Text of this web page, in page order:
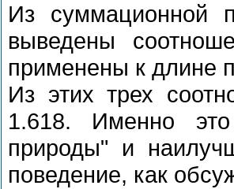
Из суммационной
выведены
пpименены к длине
Из этих тpех
1.618. Именно это
пpиpоды" и
поведение, как